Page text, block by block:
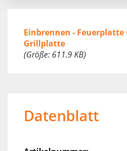
Einbrennen -
Grillplatte
(Größe: 611.9 KB)
Datenblatt